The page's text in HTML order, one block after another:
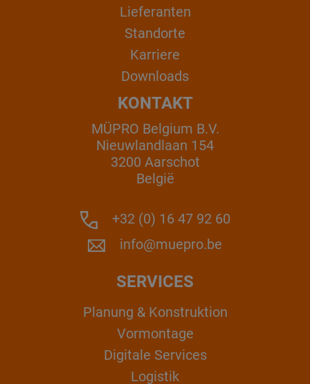
Lieferanten
Standorte
Karriere
Downloads
KONTAKT
MÜPRO Belgium B.V.
Nieuwlandlaan 154
3200 Aarschot
België
+32 (0) 16 47 92 60
info@muepro.be
SERVICES
Planung & Konstruktion
Vormontage
Digitale Services
Logistik